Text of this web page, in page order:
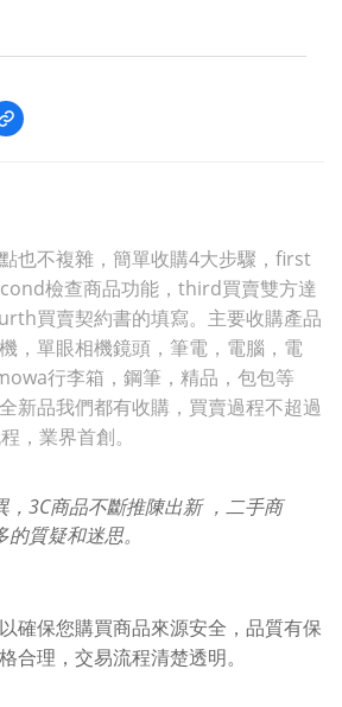
也不複雜，簡單收購4大步驟，first
檢查商品功能，third買賣雙方達
買賣契約書的填寫。主要收購產品
，單眼相機鏡頭，筆電，電腦，電
行李箱，鋼筆，精品，包包等
新品我們都有收購，買賣過程不超過
，業界首創。
，3C商品不斷推陳出新 ，二手商
質疑和迷思。
確保您購買商品來源安全，品質有保
合理，交易流程清楚透明。